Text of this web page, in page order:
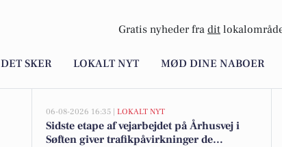
Gratis nyheder fra dit
DET SKER LOKALT NYT MØD DINE NABOER
06-08-2026 16:35 | LOKALT NYT
Sidste etape af vejarbejdet på Århusvej i
Søften giver trafikpåvirkninger de